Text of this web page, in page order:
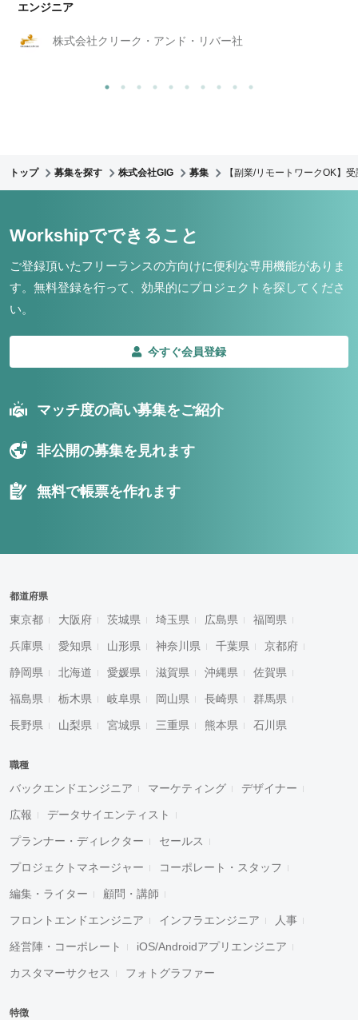
エンジニア
株式会社クリーク・アンド・リバー社
トップ 募集を探す 株式会社GIG 募集 【副業/リモートワークOK】
Workshipでできること
ご登録頂いたフリーランスの方向けに便利な専用機能がありま
す。 無料登録を行って、効果的にプロジェクトを探してくださ
い。
今すぐ会員登録
マッチ度の高い募集をご紹介
非公開の募集を見れます
無料で帳票を作れます
都道府県
東京都 大阪府 茨城県 埼玉県 広島県 福岡県
兵庫県 愛知県 山形県 神奈川県 千葉県 京都府
静岡県 北海道 愛媛県 滋賀県 沖縄県 佐賀県
福島県 栃木県 岐阜県 岡山県 長崎県 群馬県
長野県 山梨県 宮城県 三重県 熊本県 石川県
職種
バックエンドエンジニア マーケティング デザイナー
広報 データサイエンティスト
プランナー・ディレクター セールス
プロジェクトマネージャー コーポレート・スタッフ
編集・ライター 顧問・講師
フロントエンドエンジニア インフラエンジニア 人事
経営陣・コーポレート iOS/Androidアプリエンジニア
カスタマーサクセス フォトグラファー
特徴